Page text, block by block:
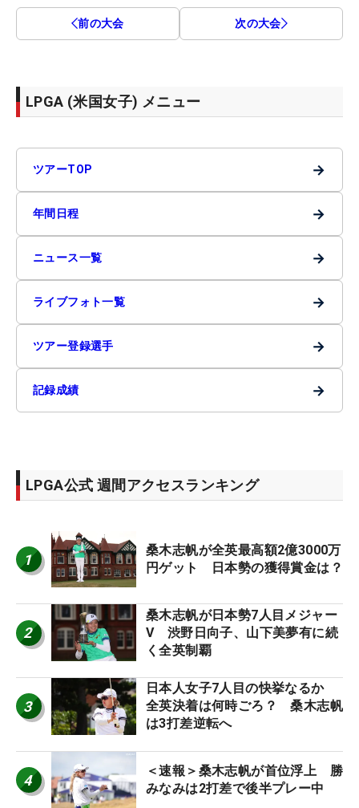
前の大会 次の大会
LPGA (米国女子) メニュー
ツアーTOP →
年間日程 →
ニュース一覧 →
ライブフォト一覧 →
ツアー登録選手 →
記録成績 →
LPGA公式 週間アクセスランキング
1
桑木志帆が全英最高額2億3000万
円ゲット 日本勢の獲得賞金は？
2
桑木志帆が日本勢7人目メジャー
V 渋野日向子、山下美夢有に続
く全英制覇
3
日本人女子7人目の快挙なるか
全英決着は何時ごろ？ 桑木志帆
は3打差逆転へ
4
＜速報＞桑木志帆が首位浮上 勝
みなみは2打差で後半プレー中